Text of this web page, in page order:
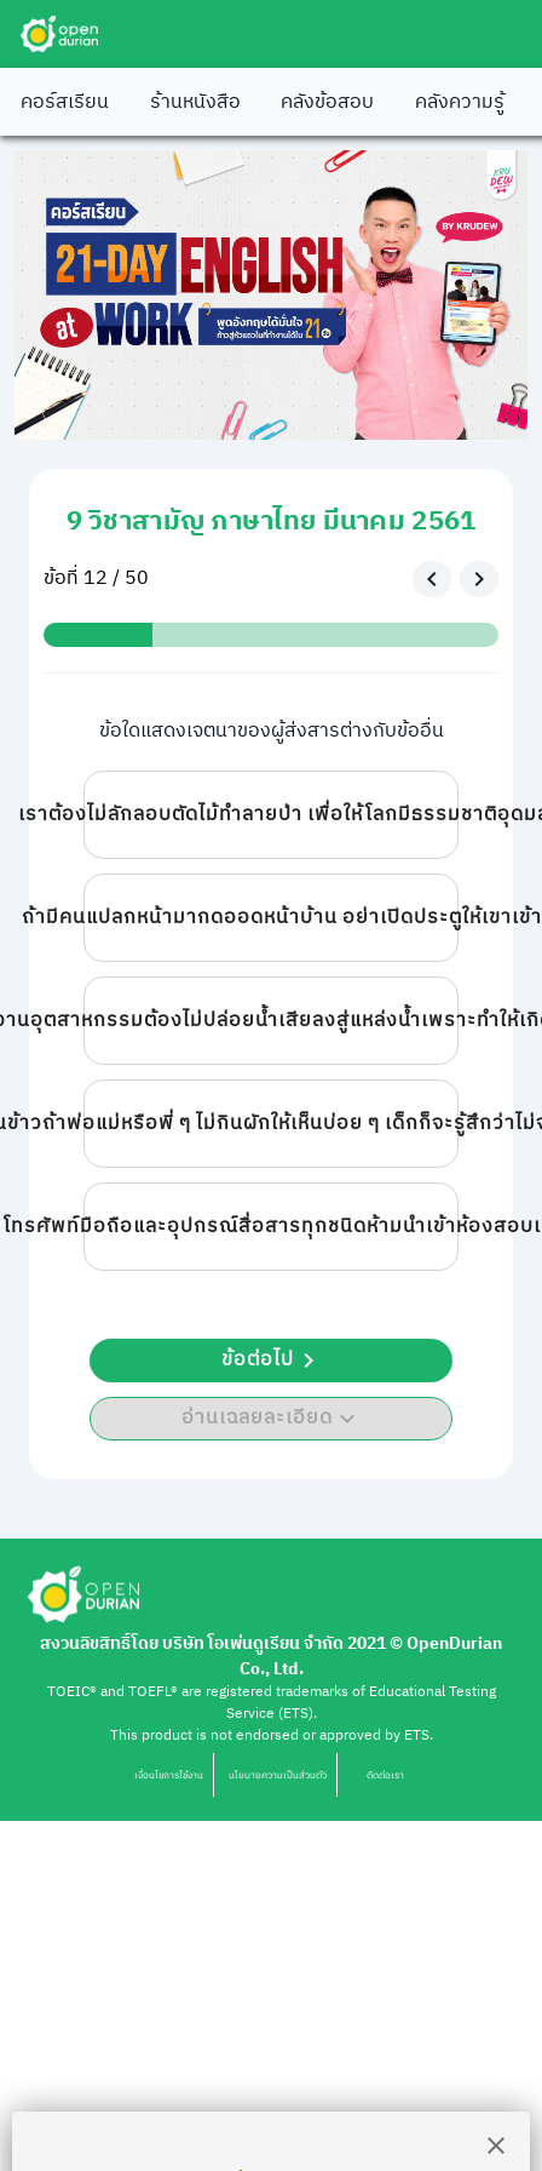
คอร์สเรียน ร้านหนังสือ คลังข้อสอบ คลังความรู้
9 วิชาสามัญ ภาษาไทย มีนาคม 2561
ข้อที่ 12 / 50
ข้อใดแสดงเจตนาของผู้ส่งสารต่างกับข้ออื่น
เราต้องไม่ลักลอบตัดไม้ทำลายป่า เพื่อให้โลกมีธรรมชาติอุ
ถ้ามีคนแปลกหน้ามากดออดหน้าบ้าน อย่าเปิดประตูให้เขาเข้
านอุตสาหกรรมต้องไม่ปล่อยน้ำเสียลงสู่แหล่งน้ำเพราะทำให้เ
าวถ้าพ่อแม่หรือพี่ ๆ ไม่กินผักให้เห็นบ่อย ๆ เด็กก็จะรู้สึกว่าไ
ทรศัพท์มือถือและอุปกรณ์สื่อสารทุกชนิดห้ามนำเข้าห้องสอบ
อ่านเฉลยละเอียด
ข้อต่อไป
สงวนลิขสิทธิ์โดย บริษัท โอเพ่นดูเรียน จำกัด 2021 ©︎ OpenDurian
Co., Ltd.
TOEIC® and TOEFL® are registered trademarks of Educational Testing
Service (ETS).
This product is not endorsed or approved by ETS.
เงื่อนไขการใช้งาน นโยบายความเป็นส่วนตัว ติดต่อเรา